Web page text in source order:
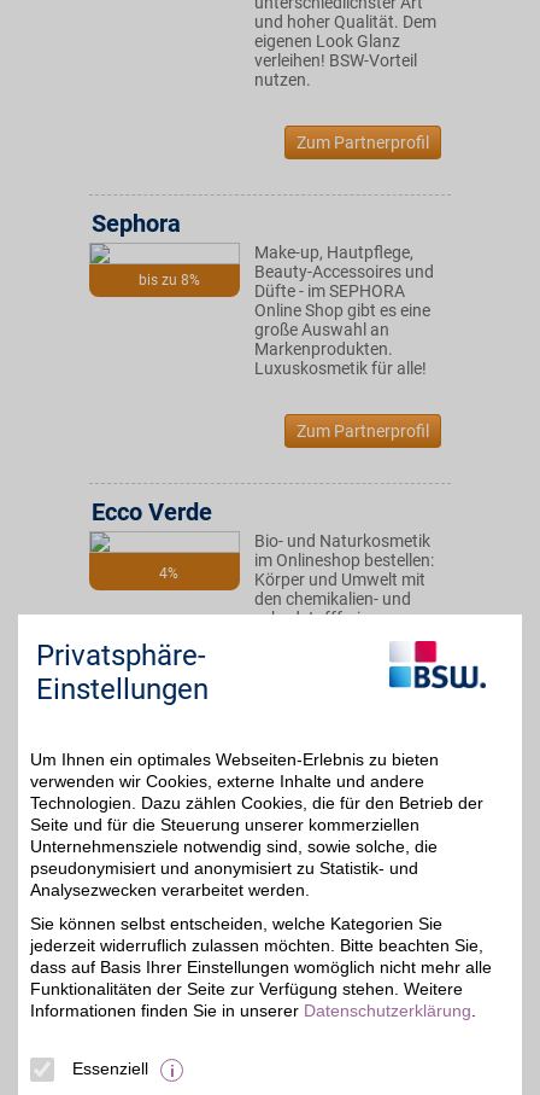
und hoher Qualität. Dem
eigenen Look Glanz
verleihen! BSW-Vorteil
nutzen.
Zum Partnerprofil
bis zu 8%
Sephora
Make-up, Hautpflege,
Beauty-Accessoires und
Düfte - im SEPHORA
Online Shop gibt es eine
große Auswahl an
Markenprodukten.
Luxuskosmetik für alle!
Zum Partnerprofil
4%
Ecco Verde
Bio- und Naturkosmetik
im Onlineshop bestellen:
Körper und Umwelt mit
den chemikalien- und
schadstofffreien
Inhaltsstoffen etwas
Zum Partnerprofil
bis zu 6%
Yves Rocher
Pflanzenkosmetik:
Gesichtspflege, Make-up,
Düfte, Haarpflege,
Sonnencreme gibt es bei
dem französischen
Beauty-Hersteller. Alles
Privatsphäre-
Einstellungen
Um Ihnen ein optimales Webseiten-Erlebnis zu bieten
verwenden wir Cookies, externe Inhalte und andere
Technologien. Dazu zählen Cookies, die für den Betrieb der
Seite und für die Steuerung unserer kommerziellen
Unternehmensziele notwendig sind, sowie solche, die
pseudonymisiert und anonymisiert zu Statistik- und
Analysezwecken verarbeitet werden.
Sie können selbst entscheiden, welche Kategorien Sie
jederzeit widerruflich zulassen möchten. Bitte beachten Sie,
dass auf Basis Ihrer Einstellungen womöglich nicht mehr alle
Funktionalitäten der Seite zur Verfügung stehen. Weitere
Informationen finden Sie in unserer Datenschutzerklärung
Essenziell